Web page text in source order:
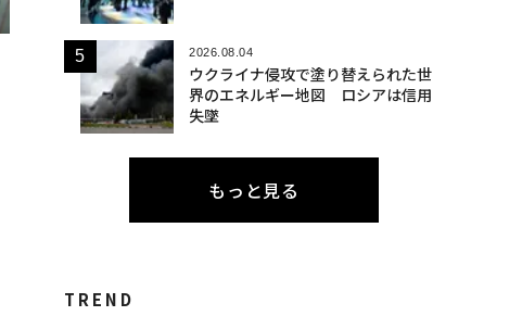
2026.08.04
ウクライナ侵攻で塗り替えられた世
界のエネルギー地図 ロシアは信用
失墜
もっと見る
TREND